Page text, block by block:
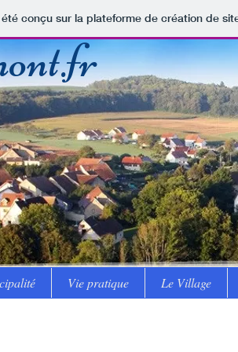
conçu sur la plateforme de création de
Vie pratique Le Village